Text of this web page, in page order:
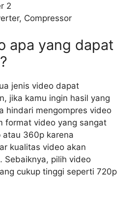
2
Compressor
apa yang dapat
jenis video dapat
jika kamu ingin hasil yang
hindari mengompres video
format video yang sangat
360p karena
kualitas video akan
Sebaiknya, pilih video
cukup tinggi seperti 720p